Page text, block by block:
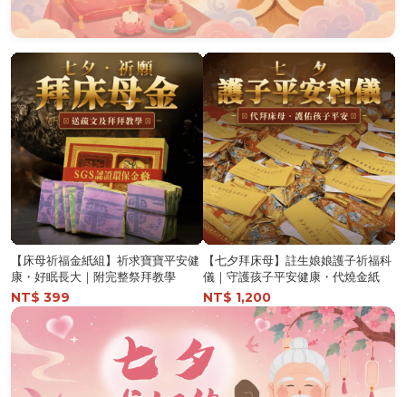
【床母祈福金紙組】祈求寶寶平安健
康・好眠長大｜附完整祭拜教學
NT$ 399
【七夕拜床母】註生娘娘護子祈福科
儀｜守護孩子平安健康・代燒金紙
NT$ 1,200